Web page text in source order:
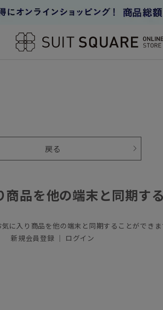
戻る
商品を他の端末と同期す
に入り商品を他の端末と同期することができ
新規会員登録 ｜ ログイン